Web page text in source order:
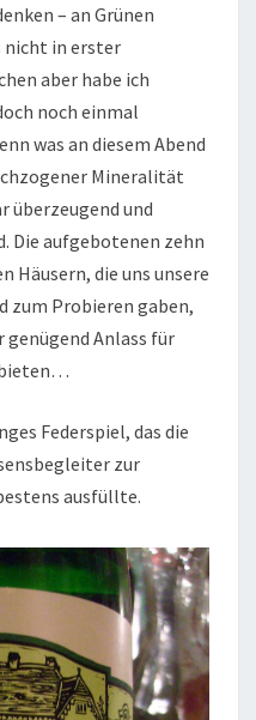
– an Grünen
in erster
aber habe ich
noch einmal
was an diesem Abend
Mineralität
überzeugend und
Die aufgebotenen zehn
Häusern, die uns unsere
zum Probieren gaben,
Anlass für
bieten…
Federspiel, das die
zur
ausfüllte.